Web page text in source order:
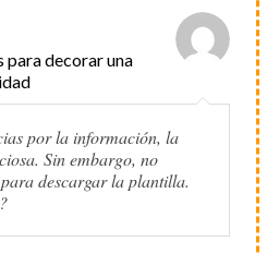
para decorar una
por la información, la
Sin embargo, no
descargar la plantilla.